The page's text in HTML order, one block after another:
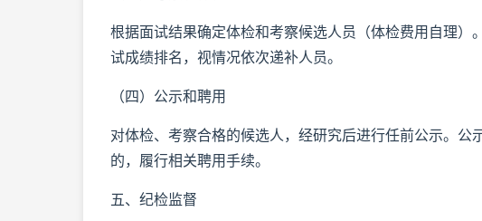
根据面试结果确定体检和考察候选人员（体检费用自理
试成绩排名，视情况依次递补人员。
（四）公示和聘用
对体检、考察合格的候选人，经研究后进行任前公示。
的，履行相关聘用手续。
五、纪检监督